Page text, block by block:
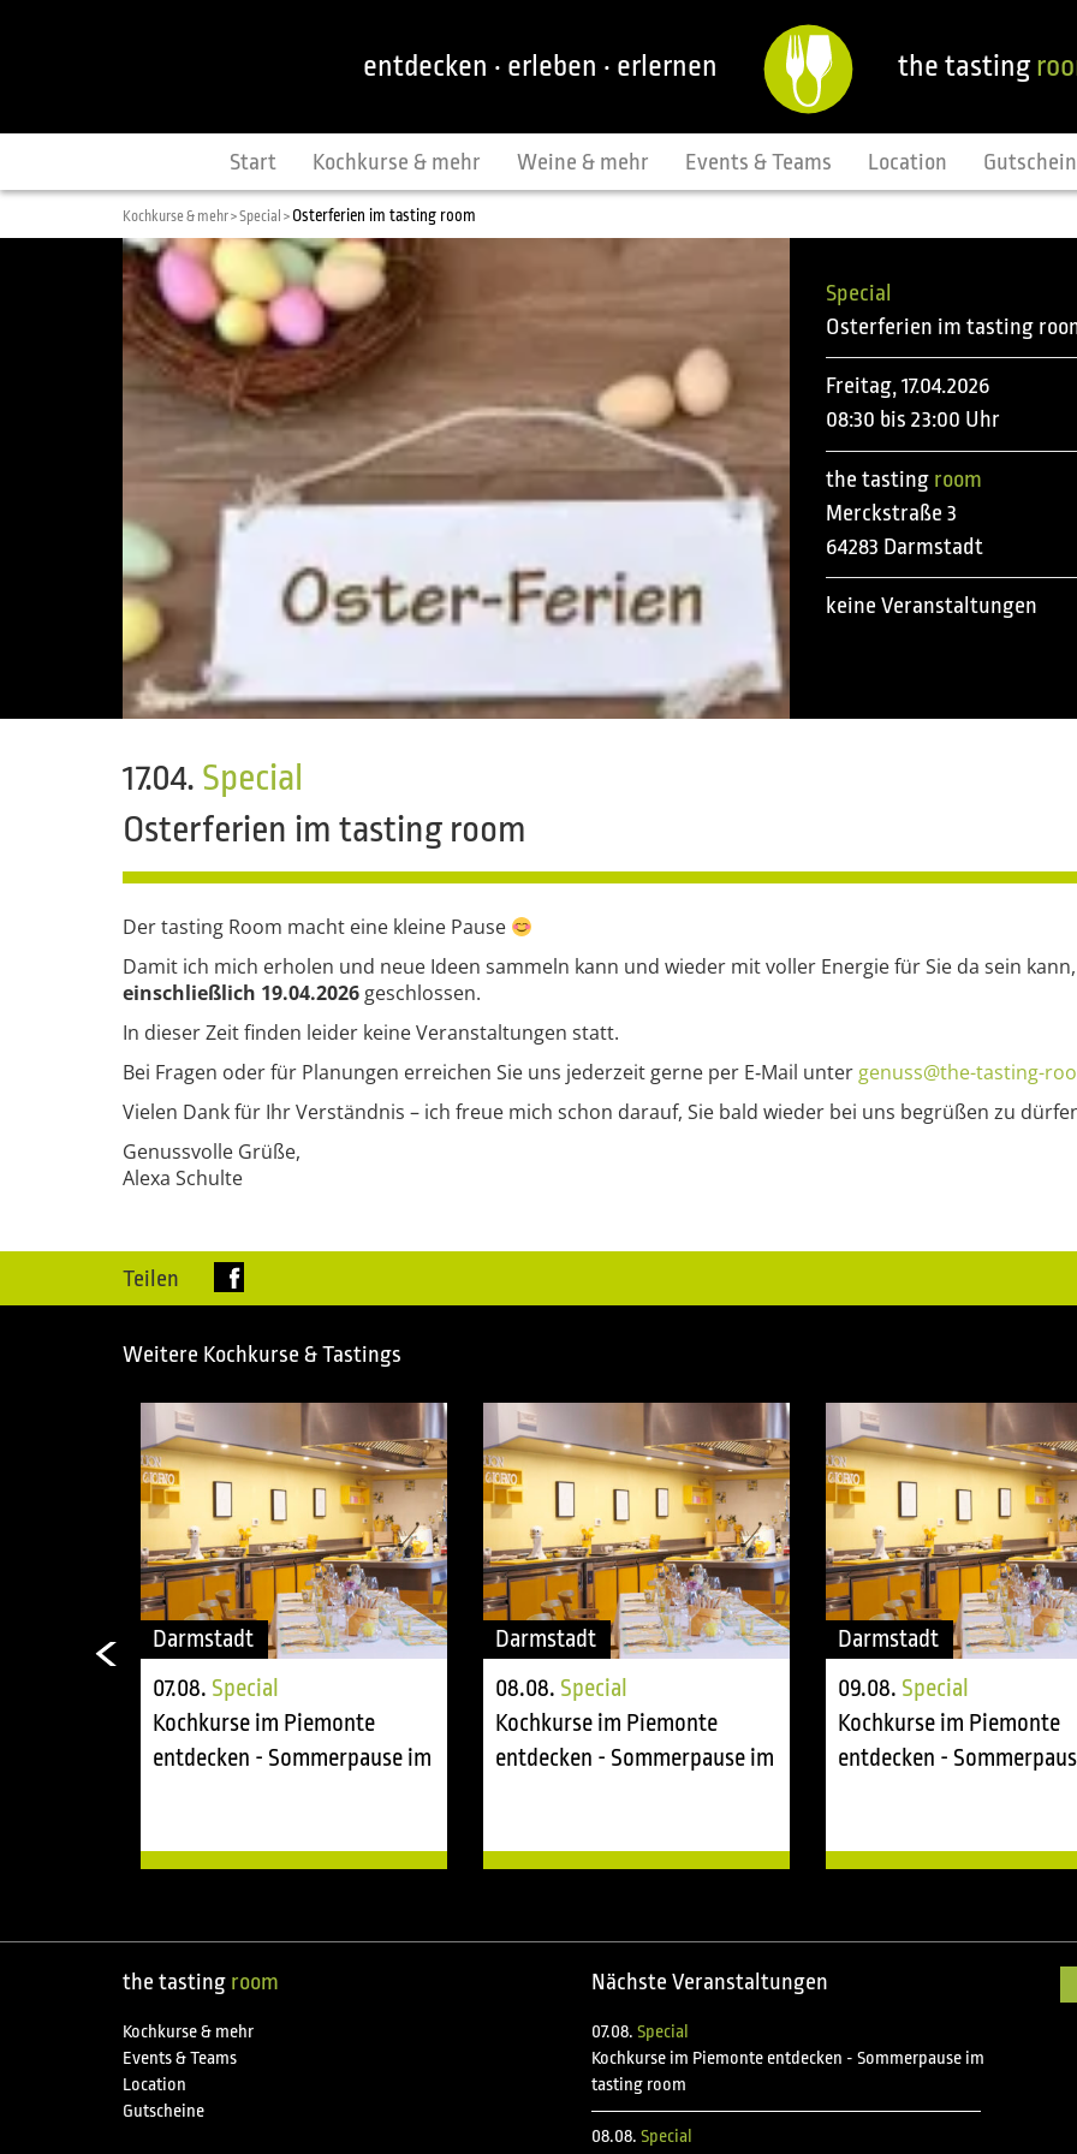
entdecken · erleben · erlernen the tasting
Start Kochkurse & mehr Weine & mehr Events & Teams Location
Kochkurse & mehr >Special > Osterferien im tasting room
Special
Osterferien im tasting
Freitag, 17.04.2026
08:30 bis 23:00 Uhr
the tasting room
Merckstraße 3
64283 Darmstadt
keine Veranstaltungen
17.04. Special
Osterferien im tasting room
Der tasting Room macht eine kleine Pause
Damit ich mich erholen und neue Ideen sammeln kann und wieder mit voller Energie für Sie da sein
einschließlich 19.04.2026 geschlossen.
In dieser Zeit finden leider keine Veranstaltungen statt.
Bei Fragen oder für Planungen erreichen Sie uns jederzeit gerne per E‑Mail unter genuss@the-tasting-
Vielen Dank für Ihr Verständnis – ich freue mich schon darauf, Sie bald wieder bei uns begrüßen zu
Genussvolle Grüße,
Alexa Schulte
Teilen
Weitere Kochkurse & Tastings
Darmstadt
07.08. Special
Kochkurse im Piemonte
entdecken - Sommerpause im
Darmstadt
08.08. Special
Kochkurse im Piemonte
entdecken - Sommerpause im
Darmstadt
09.08. Special
Kochkurse im Piemonte
entdecken -
the tasting room
Kochkurse & mehr
Events & Teams
Location
Gutscheine
Nächste Veranstaltungen
07.08. Special
Kochkurse im Piemonte entdecken - Sommerpause im
tasting room
08.08. Special